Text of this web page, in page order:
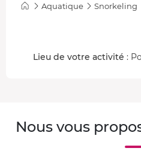
Aquatique Snorkeling
Lieu de votre activité :
Nous vous